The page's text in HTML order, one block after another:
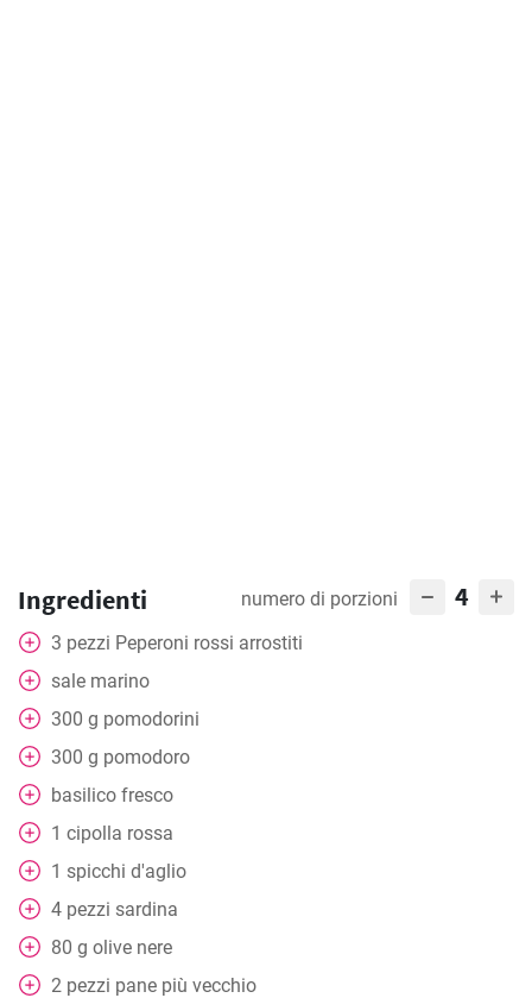
Ingredienti numero di porzioni 4
3 pezzi Peperoni rossi arrostiti
sale marino
300 g pomodorini
300 g pomodoro
basilico fresco
1 cipolla rossa
1 spicchi d'aglio
4 pezzi sardina
80 g olive nere
2 pezzi pane più vecchio